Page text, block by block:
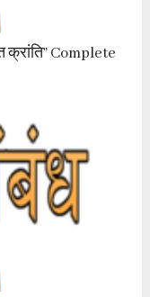
Complete